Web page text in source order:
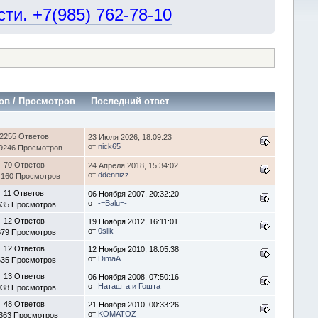
+7(985) 762-78-10
/ Просмотров Последний ответ
Ответов
Просмотров
23 Июля 2026, 18:09:23
от nick65
70 Ответов
Просмотров
24 Апреля 2018, 15:34:02
от ddennizz
11 Ответов
Просмотров
06 Ноября 2007, 20:32:20
от -=Balu=-
12 Ответов
Просмотров
19 Ноября 2012, 16:11:01
от 0slik
12 Ответов
Просмотров
12 Ноября 2010, 18:05:38
от DimaA
13 Ответов
Просмотров
06 Ноября 2008, 07:50:16
от Наташта и Гошта
48 Ответов
Просмотров
21 Ноября 2010, 00:33:26
от KOMATOZ